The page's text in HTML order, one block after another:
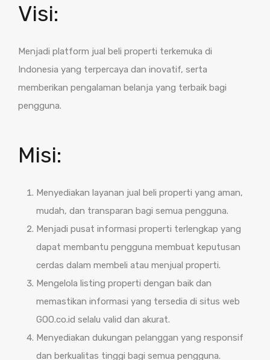
Visi:
Menjadi platform jual beli properti terkemuka di
Indonesia yang terpercaya dan inovatif, serta
memberikan pengalaman belanja yang terbaik bagi
pengguna.
Misi:
Menyediakan layanan jual beli properti yang aman,
mudah, dan transparan bagi semua pengguna.
Menjadi pusat informasi properti terlengkap yang
dapat membantu pengguna membuat keputusan
cerdas dalam membeli atau menjual properti.
Mengelola listing properti dengan baik dan
memastikan informasi yang tersedia di situs web
GOO.co.id selalu valid dan akurat.
Menyediakan dukungan pelanggan yang responsif
dan berkualitas tinggi bagi semua pengguna.